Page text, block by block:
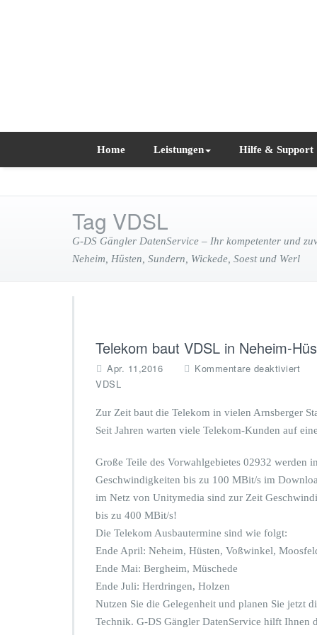
Home Leistungen Hilfe & Support
Tag VDSL
G-DS Gängler DatenService – Ihr kompetenter und
Neheim, Hüsten, Sundern, Wickede, Soest und Werl
Telekom baut VDSL in Neheim-
Apr. 11,2016 Kommentare deaktiviert
T
e
l
k
o
m
t
L
i
VDSL
Zur Zeit baut die Telekom in vielen Arnsberger
Seit Jahren warten viele Telekom-Kunden auf
Große Teile des Vorwahlgebietes 02932 werden
Geschwindigkeiten bis zu 100 MBit/s im
im Netz von Unitymedia sind zur Zeit
bis zu 400 MBit/s!
Die Telekom Ausbautermine sind wie folgt:
Ende April: Neheim, Hüsten, Voßwinkel,
Ende Mai: Bergheim, Müschede
Ende Juli: Herdringen, Holzen
Nutzen Sie die Gelegenheit und planen Sie jetzt
Technik. G-DS Gängler DatenService hilft Ihnen